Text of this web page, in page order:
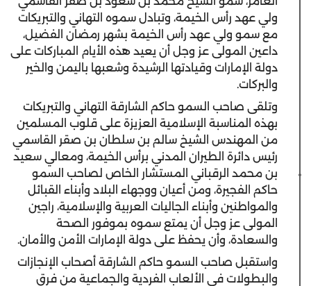
ولي عهد رأس الخيمة، وتبادل سموه التهاني والتبريكات
مع سمو ولي عهد رأس الخيمة بشهر رمضان الفضيل،
داعين المولى عز وجل أن يعيد هذه الأيام المباركات على
دولة الإمارات وقيادتها الرشيدة وشعبها باليمن والخير
والبركات.
وتلقى صاحب السمو حاكم الشارقة التهاني والتبريكات
بهذه المناسبة الإسلامية العزيزة على قلوب المسلمين
من المهندس الشيخ سالم بن سلطان بن صقر القاسمي
رئيس دائرة الطيران المدني برأس الخيمة، ومعالي سعيد
بن محمد الرقباني المستشار الخاص لصاحب السمو
حاكم الفجيرة، ومن أعيان ووجهاء البلاد وأبناء القبائل
والمواطنين وأبناء الجاليات العربية والإسلامية، راجين
المولى عز وجل أن يمتع سموه بموفور الصحة
والسعادة، وأن يحفظ على دولة الإمارات الأمن والأمان.
واستقبل صاحب السمو حاكم الشارقة أصحاب الإنجازات
والبطولات في الألعاب الفردية والجماعية من فرق